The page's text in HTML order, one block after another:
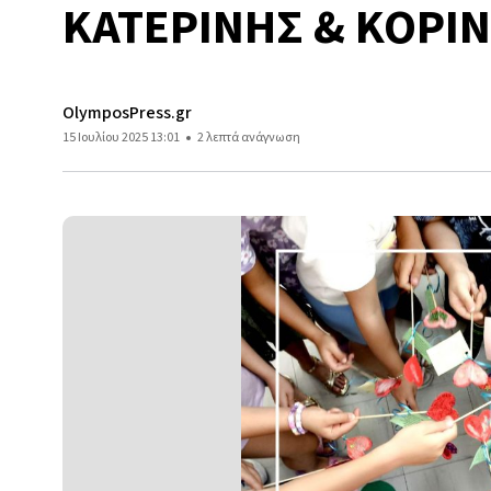
ΚΑΤΕΡΙΝΗΣ &
OlymposPress.gr
15 Ιουλίου 2025 13:01 2 λεπτά ανάγνωση